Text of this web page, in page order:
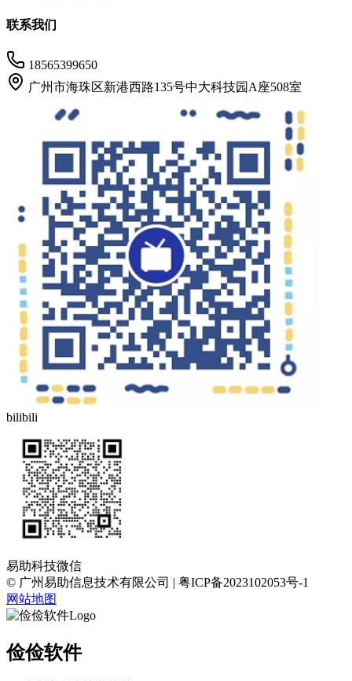
联系我们
18565399650
广州市海珠区新港西路135号中大科技园A座508室
bilibili
易助科技微信
© 广州易助信息技术有限公司 | 粤ICP备2023102053号-1
网站地图
俭俭软件